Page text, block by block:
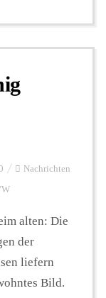
Nachrichten
alten: Die
der
liefern
Bild.